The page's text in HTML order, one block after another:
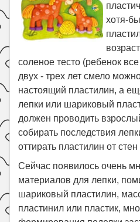
Праздники
Психология
Поиск
хотя-
соленое тесто (ребенок
двух - трех лет смело
настоящий пластилин, а
лепки или шариковый
должен проводить
собирать последствия
оттирать пластилин от
Сейчас появилось очень
материалов для лепки,
шариковый пластилин,
пластинил или пластик,